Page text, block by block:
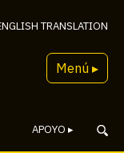
TRANSLATION
Menú ▸
APOYO ▸